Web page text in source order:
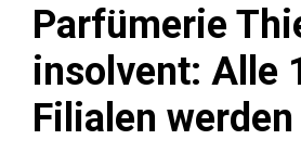
Parfümerie
insolvent: Alle
Filialen